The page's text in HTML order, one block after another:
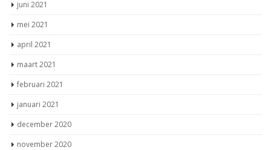
juni 2021
mei 2021
april 2021
maart 2021
februari 2021
januari 2021
december 2020
november 2020